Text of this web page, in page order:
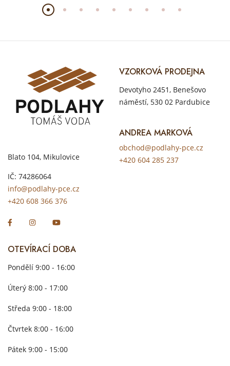
Blato 104, Mikulovice
IČ: 74286064
info@podlahy-pce.cz
+420 608 366 376
VZORKOVÁ PRODEJNA
Devotyho 2451, Benešovo
náměstí, 530 02 Pardubice
ANDREA MARKOVÁ
obchod@podlahy-pce.cz
+420 604 285 237
OTEVÍRACÍ DOBA
Pondělí 9:00 - 16:00
Úterý 8:00 - 17:00
Středa 9:00 - 18:00
Čtvrtek 8:00 - 16:00
Pátek 9:00 - 15:00